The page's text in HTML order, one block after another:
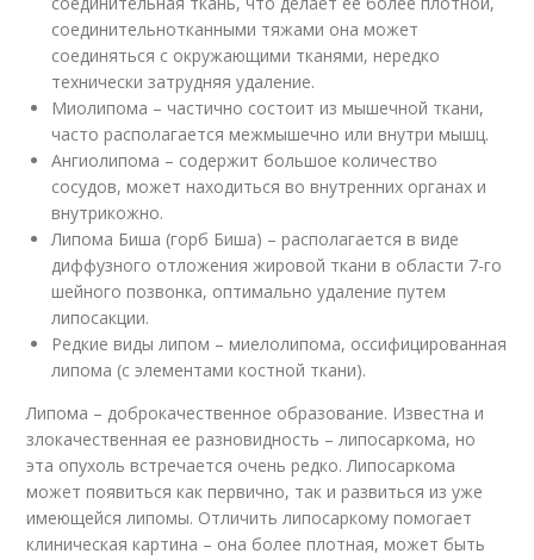
соединительнотканными тяжами она может
соединяться с окружающими тканями, нередко
технически затрудняя удаление.
Миолипома – частично состоит из мышечной ткани,
часто располагается межмышечно или внутри мышц.
Ангиолипома – содержит большое количество
сосудов, может находиться во внутренних органах и
внутрикожно.
Липома Биша (горб Биша) – располагается в виде
диффузного отложения жировой ткани в области 7-го
шейного позвонка, оптимально удаление путем
липосакции.
Редкие виды липом – миелолипома, оссифицированная
липома (с элементами костной ткани).
Липома – доброкачественное образование. Известна и
злокачественная ее разновидность – липосаркома, но
эта опухоль встречается очень редко. Липосаркома
может появиться как первично, так и развиться из уже
имеющейся липомы. Отличить липосаркому помогает
клиническая картина – она более плотная, может быть